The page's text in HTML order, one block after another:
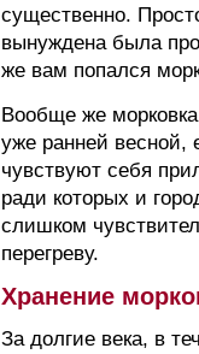
существенно.
вынуждена была
же вам попался
Вообще же
уже ранней весной,
чувствуют себя
ради которых и
слишком
перегреву.
Хранение
За долгие века, в